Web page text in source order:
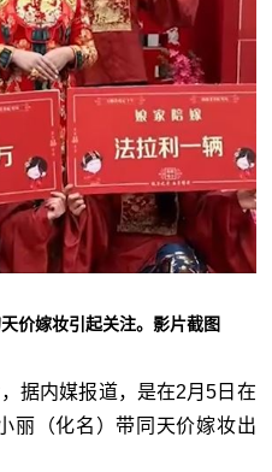
价嫁妆引起关注。影片截图
据内媒报道，是在2月5日在
丽（化名）带同天价嫁妆出